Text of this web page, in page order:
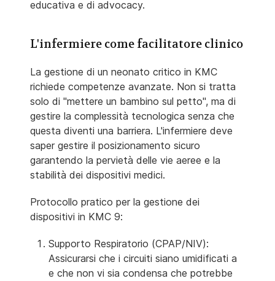
educativa e di advocacy.
L'infermiere come facilitatore clinico
La gestione di un neonato critico in KMC
richiede competenze avanzate. Non si tratta
solo di "mettere un bambino sul petto", ma di
gestire la complessità tecnologica senza che
questa diventi una barriera. L'infermiere deve
saper gestire il posizionamento sicuro
garantendo la pervietà delle vie aeree e la
stabilità dei dispositivi medici.
Protocollo pratico per la gestione dei
dispositivi in KMC 9:
Supporto Respiratorio (CPAP/NIV):
Assicurarsi che i circuiti siano umidificati a
e che non vi sia condensa che potrebbe